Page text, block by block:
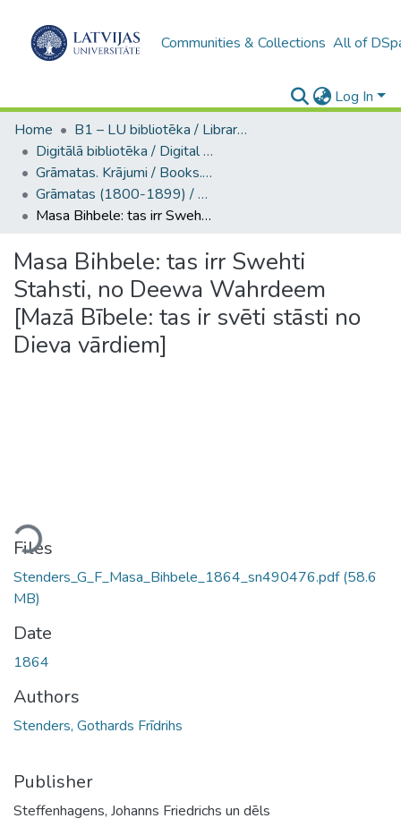
Communities & Collections All of
Log In
Home
B1 – LU bibliotēka / Library of the UL
Digitālā bibliotēka / Digital library
Grāmatas. Krājumi / Books. Collection of articles
Grāmatas (1800-1899) / Books
Masa Bihbele: tas irr Swehti Stahsti, no Deewa Wahrdeem [Mazā Bībele: tas ir svēti stāsti no Dieva vārdiem]
Masa Bihbele: tas irr Swehti
Stahsti, no Deewa Wahrdeem
[Mazā Bībele: tas ir svēti stāsti no
Dieva vārdiem]
Files
Stenders_G_F_Masa_Bihbele_1864_sn490476.pdf(58.6
MB)
Date
1864
Authors
Stenders, Gothards Frīdrihs
Publisher
Steffenhagens, Johanns Friedrichs un dēls